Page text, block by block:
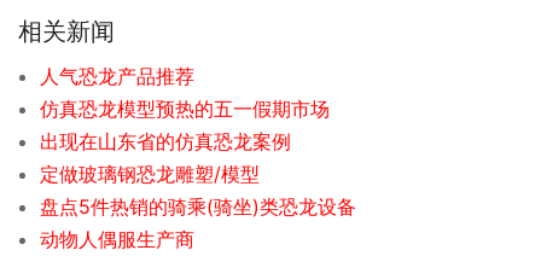
相关新闻
人气恐龙产品推荐
仿真恐龙模型预热的五一假期市场
出现在山东省的仿真恐龙案例
定做玻璃钢恐龙雕塑/模型
盘点5件热销的骑乘(骑坐)类恐龙设备
动物人偶服生产商